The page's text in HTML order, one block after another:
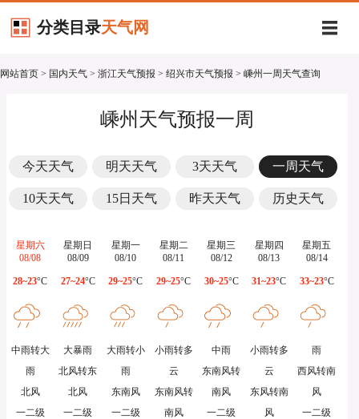
分类目录天气网
网站首页 > 国内天气 > 浙江天气预报 > 绍兴市天气预报 > 嵊州一周天气查询
嵊州天气预报一周
今天天气 明天天气 3天天气 一周天气
10天天气 15日天气 昨天天气 历史天气
星期六
08/08
28~23°C
中雨转大
雨
北风
一二级
星期日
08/09
27~24°C
大暴雨
北风转东
北风
一二级
星期一
08/10
29~25°C
大雨转小
雨
东南风
一二级
星期二
08/11
29~25°C
小雨转多
云
东南风转
南风
星期三
08/12
30~25°C
中雨
东南风转
南风
一二级
星期四
08/13
31~23°C
小雨转多
云
东风转南
风
星期五
08/14
33~23°C
雨
西风转南
风
一二级